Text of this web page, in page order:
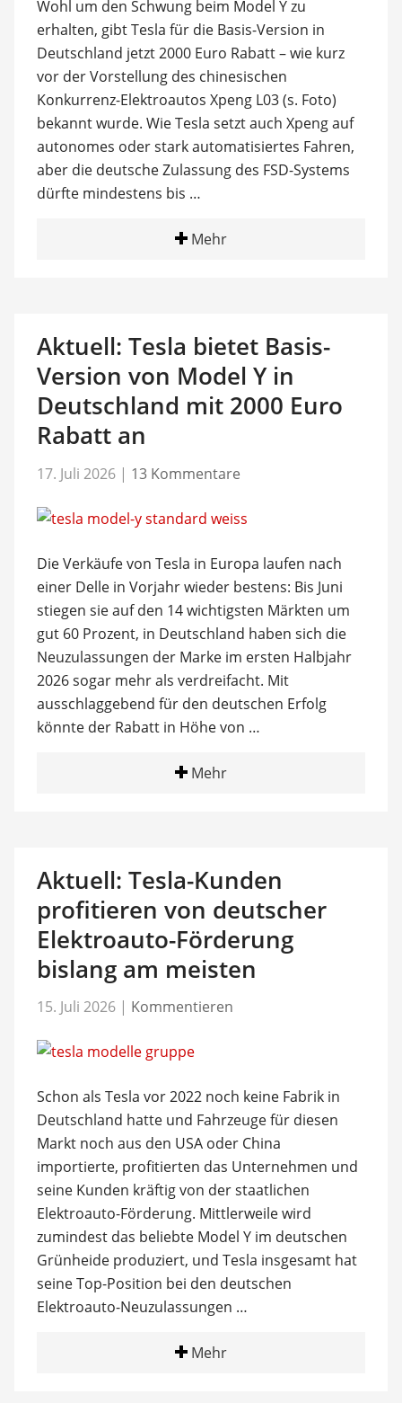
Wohl um den Schwung beim Model Y zu
erhalten, gibt Tesla für die Basis-Version in
Deutschland jetzt 2000 Euro Rabatt – wie kurz
vor der Vorstellung des chinesischen
Konkurrenz-Elektroautos Xpeng L03 (s. Foto)
bekannt wurde. Wie Tesla setzt auch Xpeng auf
autonomes oder stark automatisiertes Fahren,
aber die deutsche Zulassung des FSD-Systems
dürfte mindestens bis …
Mehr
Aktuell: Tesla bietet Basis-
Version von Model Y in
Deutschland mit 2000 Euro
Rabatt an
17. Juli 2026 | 13 Kommentare
Die Verkäufe von Tesla in Europa laufen nach
einer Delle in Vorjahr wieder bestens: Bis Juni
stiegen sie auf den 14 wichtigsten Märkten um
gut 60 Prozent, in Deutschland haben sich die
Neuzulassungen der Marke im ersten Halbjahr
2026 sogar mehr als verdreifacht. Mit
ausschlaggebend für den deutschen Erfolg
könnte der Rabatt in Höhe von …
Mehr
Aktuell: Tesla-Kunden
profitieren von deutscher
Elektroauto-Förderung
bislang am meisten
15. Juli 2026 | Kommentieren
Schon als Tesla vor 2022 noch keine Fabrik in
Deutschland hatte und Fahrzeuge für diesen
Markt noch aus den USA oder China
importierte, profitierten das Unternehmen und
seine Kunden kräftig von der staatlichen
Elektroauto-Förderung. Mittlerweile wird
zumindest das beliebte Model Y im deutschen
Grünheide produziert, und Tesla insgesamt hat
seine Top-Position bei den deutschen
Elektroauto-Neuzulassungen …
Mehr